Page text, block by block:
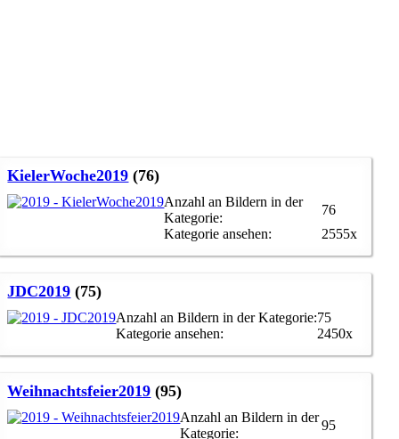
KielerWoche2019 (76)
Anzahl an Bildern in der
Kategorie:
76
Kategorie ansehen:
2555x
JDC2019 (75)
Anzahl an Bildern in der Kategorie:75
Kategorie ansehen:
2450x
Weihnachtsfeier2019 (95)
Anzahl an Bildern in der
Kategorie:
95